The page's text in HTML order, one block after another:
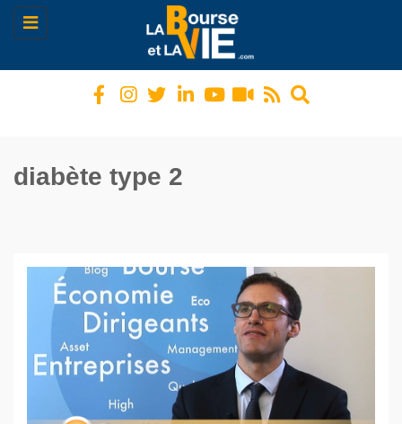
Toggle
navigation
diabète type 2